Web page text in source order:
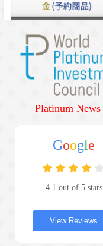
Platinum News
Google
4.1 out of 5 stars
View Reviews